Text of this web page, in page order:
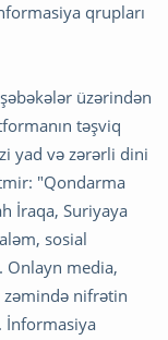
qrupları
üzərindən
təşviq
yad və zərərli dini
"Qondarma
İraqa, Suriyaya
sosial
Onlayn media,
zəmində nifrətin
İnformasiya